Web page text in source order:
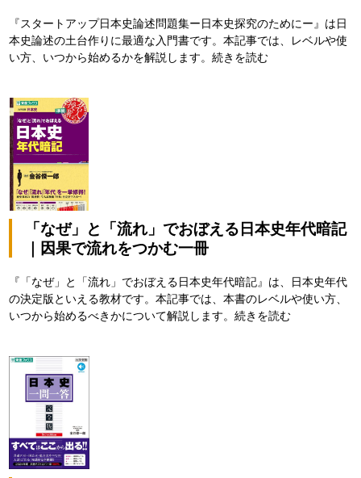
『スタートアップ日本史論述問題集ー日本史探究のためにー』は日
本史論述の土台作りに最適な入門書です。本記事では、レベルや使
い方、いつから始めるかを解説します。続きを読む
「なぜ」と「流れ」でおぼえる日本史年代暗記
｜因果で流れをつかむ一冊
『「なぜ」と「流れ」でおぼえる日本史年代暗記』は、日本史年代
の決定版といえる教材です。本記事では、本書のレベルや使い方、
いつから始めるべきかについて解説します。続きを読む